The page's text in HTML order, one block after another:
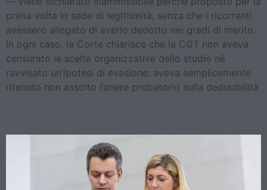
prima volta in sede di legittimità, senza che i ricorrenti
avessero allegato di averlo dedotto nei gradi di merito.
In ogni caso, la Corte chiarisce che la CGT non aveva
censurato le scelte organizzative dello studio né
ravvisato un’ipotesi di evasione: aveva semplicemente
ritenuto non assolto l’onere probatorio sulla deducibilità